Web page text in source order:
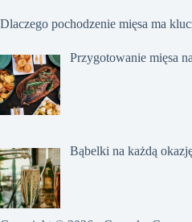
Dlaczego pochodzenie mięsa ma
Przygotowanie mięsa
Bąbelki na każdą